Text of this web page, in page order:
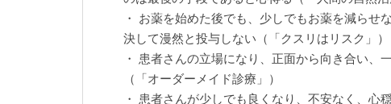
・ お薬を始めた後でも、少しでもお薬を減らせ
決して漫然と投与しない（「クスリはリスク」）
・ 患者さんの立場になり、正面から向き合い、
（「オーダーメイド診療」）
・ 患者さんが少しでも良くなり、不安なく、心